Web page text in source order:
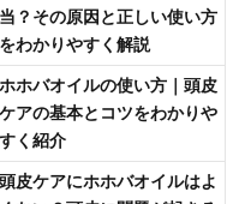
当？その原因と正しい使い方
をわかりやすく解説
ホホバオイルの使い方｜頭皮
ケアの基本とコツをわかりや
すく紹介
頭皮ケアにホホバオイルはよ